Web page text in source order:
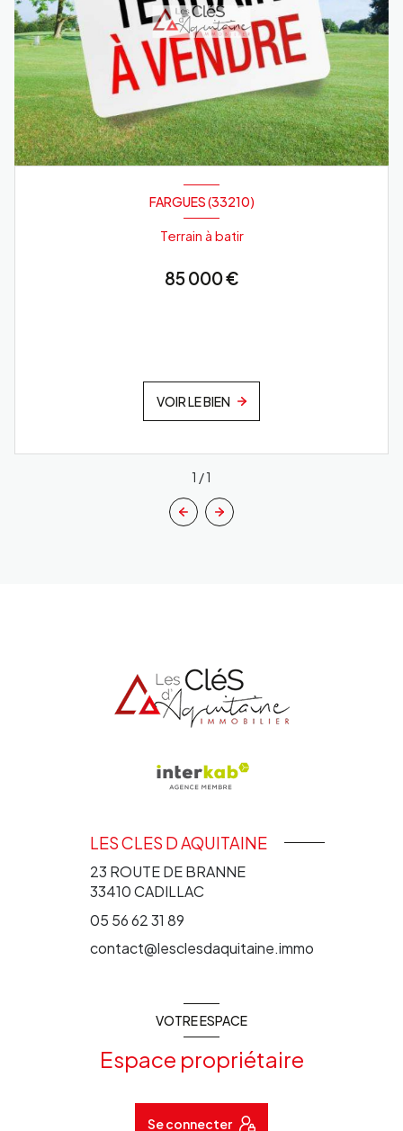
FARGUES (33210)
Terrain à batir
85 000 €
VOIR LE BIEN
1 /1
LES CLES D AQUITAINE
23 ROUTE DE BRANNE
33410CADILLAC
05 56 62 31 89
contact@lesclesdaquitaine.immo
VOTRE ESPACE
Espace propriétaire
Se connecter